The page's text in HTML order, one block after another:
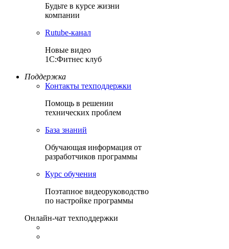
Будьте в курсе жизни
компании
Rutube-канал
Новые видео
1С:Фитнес клуб
Поддержка
Контакты техподдержки
Помощь в решении
технических проблем
База знаний
Обучающая информация от
разработчиков программы
Курс обучения
Поэтапное видеоруководство
по настройке программы
Онлайн-чат техподдержки